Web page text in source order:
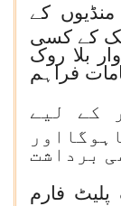
منڈیوں کے
کے کسی
بلا روک
فراہم
کے لیے
برداشت
پلیٹ فارم